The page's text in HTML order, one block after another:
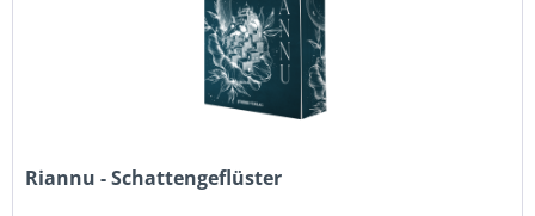
Riannu - Schattengeflüster